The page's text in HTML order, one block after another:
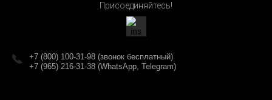
Присоединяйтесь!
+7 (800) 100-31-98 (звонок бесплатный)
+7 (965) 216-31-38 (WhatsApp, Telegram)